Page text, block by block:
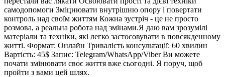
самодопомоги Зміцнювати внутрішню опору і повертати
контроль над своїм життям Кожна зустріч - це не просто
розмова, а реальна робота над змінами.Я даю вам зрозумілі
матеріали та техніки, які легко застосовувати в повсякденному
житті. Формат: Онлайн Тривалість консультації: 60 хвилин
Вартість: 45$ Запис: Telegram/WhatsApp/Viber Ви можете
почати змінювати своє життя вже сьогодні. Я поруч, щоб
пройти з вами цей шлях.